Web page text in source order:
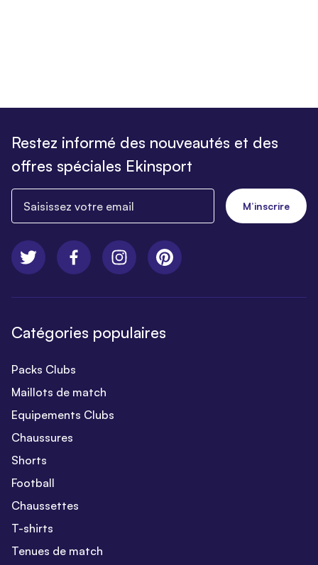
Restez informé des nouveautés et des
offres spéciales Ekinsport
M’inscrire
Catégories populaires
Packs Clubs
Maillots de match
Equipements Clubs
Chaussures
Shorts
Football
Chaussettes
T-shirts
Tenues de match